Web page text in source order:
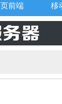
前端 移